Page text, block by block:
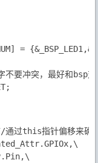
=
要冲突，最好和bsp